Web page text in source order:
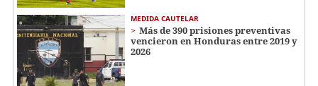
MEDIDA CAUTELAR
Más de 390 prisiones preventivas
vencieron en Honduras entre 2019 y
2026